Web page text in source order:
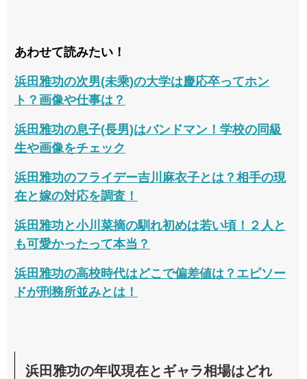
あわせて読みたい！
浜田雅功の次男(未乘)の大学は慶応卒ってホン
ト？画像や仕事は？
浜田雅功の息子(長男)はバンドマン！学校の同級
生や画像をチェック
浜田雅功のフライデー吉川麻衣子とは？相手の現
在と嫁の対応を調査！
浜田雅功と小川菜摘の馴れ初めは若い頃！２人と
も可愛かったって本当？
浜田雅功の高校時代はどこで偏差値は？エピソー
ドが刑務所並みとは！
浜田雅功の年収現在とギャラ相場はどれ